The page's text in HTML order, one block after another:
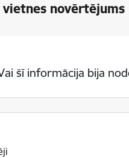
novērtējums
šī informācija bija
bija noderīga?